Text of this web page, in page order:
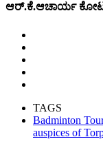
ಆರ್.ಕೆ.ಆಚಾರ್ಯ
TAGS
Badminton
auspices of